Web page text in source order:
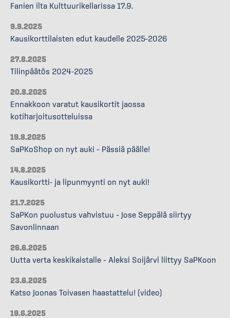
Fanien ilta Kulttuurikellarissa 17.9.
9.9.2025
Kausikorttilaisten edut kaudelle 2025–2026
27.8.2025
Tilinpäätös 2024-2025
20.8.2025
Ennakkoon varatut kausikortit jaossa
kotiharjoitusotteluissa
19.8.2025
SaPKoShop on nyt auki – Pässiä päälle!
14.8.2025
Kausikortti- ja lipunmyynti on nyt auki!
21.7.2025
SaPKon puolustus vahvistuu – Jose Seppälä siirtyy
Savonlinnaan
26.6.2025
Uutta verta keskikaistalle – Aleksi Soijärvi liittyy SaPKoon
23.6.2025
Katso Joonas Toivasen haastattelu! (video)
19.6.2025